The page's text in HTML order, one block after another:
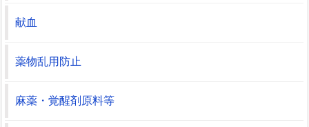
献血
薬物乱用防止
麻薬・覚醒剤原料等